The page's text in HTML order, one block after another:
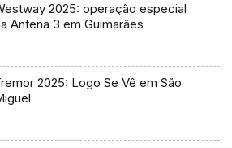
2025: operação especial
Antena 3 em Guimarães
2025: Logo Se Vê em São